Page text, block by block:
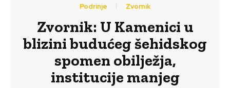
Podrinje Zvornik
Zvornik: U Kamenici u
blizini budućeg šehidskog
spomen obilježja,
institucije manjeg